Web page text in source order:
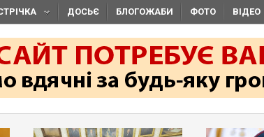
ДОСЬЄ БЛОГОЖАБИ ФОТО ВІДЕО